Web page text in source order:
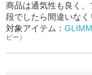
商品は通気性も良く
段でしたら間違いなく
対象アイテム：
ビー）